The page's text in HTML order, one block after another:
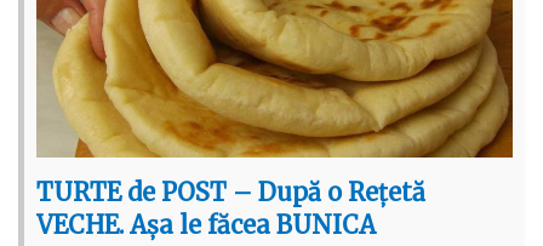
TURTE de POST – După o Rețetă
VECHE. Așa le făcea BUNICA